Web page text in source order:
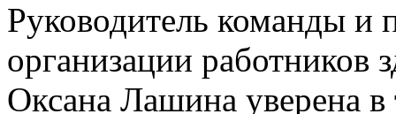
Руководитель команды и
организации работников
Оксана Лашина уверена